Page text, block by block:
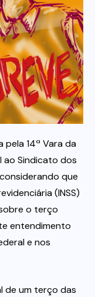
pela 14ª Vara da
ao Sindicato dos
que
(INSS)
o terço
entendimento
e nos
de um terço das